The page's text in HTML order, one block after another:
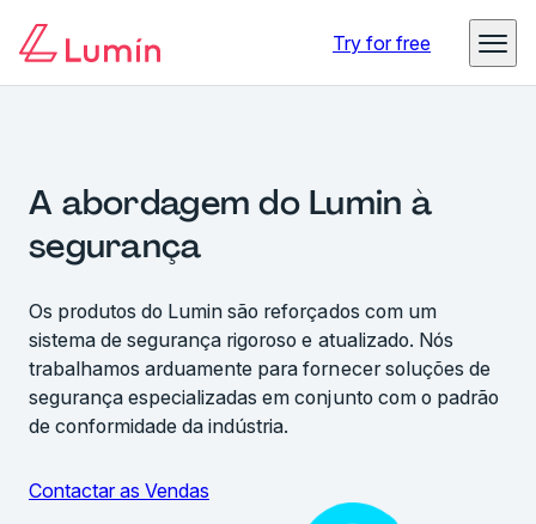
Try for free
A abordagem do Lumin à
segurança
Os produtos do Lumin são reforçados com um
sistema de segurança rigoroso e atualizado. Nós
trabalhamos arduamente para fornecer soluções de
segurança especializadas em conjunto com o padrão
de conformidade da indústria.
Contactar as Vendas